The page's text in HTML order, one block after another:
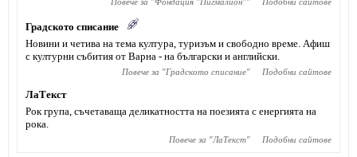
Градското списание
Новини и четива на тема култура, туризъм и свободно време. Афиш
с културни събития от Варна - на български и английски.
Повече за "Градското списание" Подобни сайтове
ЛаТекст
Рок група, съчетаваща деликатността на поезията с енергията на
рока.
Повече за "ЛаТекст" Подобни сайтове